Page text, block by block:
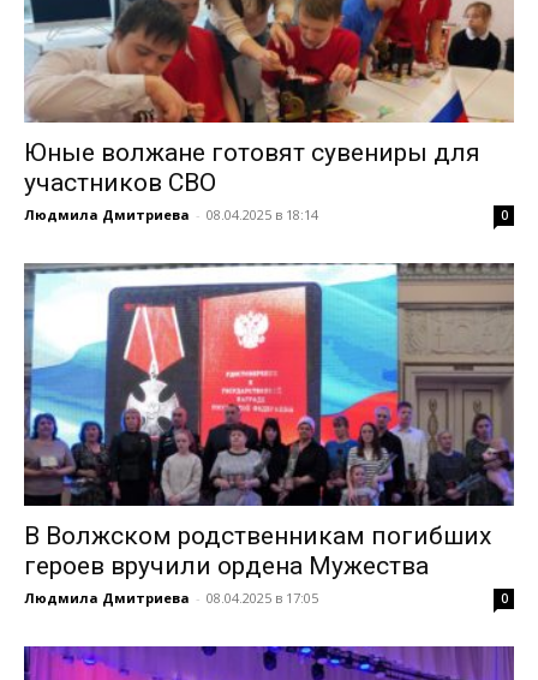
Юные волжане готовят сувениры для
участников СВО
Людмила Дмитриева - 08.04.2025 в 18:14 0
В Волжском родственникам погибших
героев вручили ордена Мужества
Людмила Дмитриева - 08.04.2025 в 17:05 0